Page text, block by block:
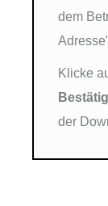
dem
Klicke
der